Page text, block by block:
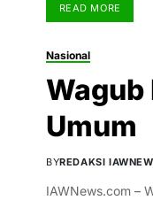
READ MORE
Nasional
Wagub
Umum
BYREDAKSI
IAWNews.com –